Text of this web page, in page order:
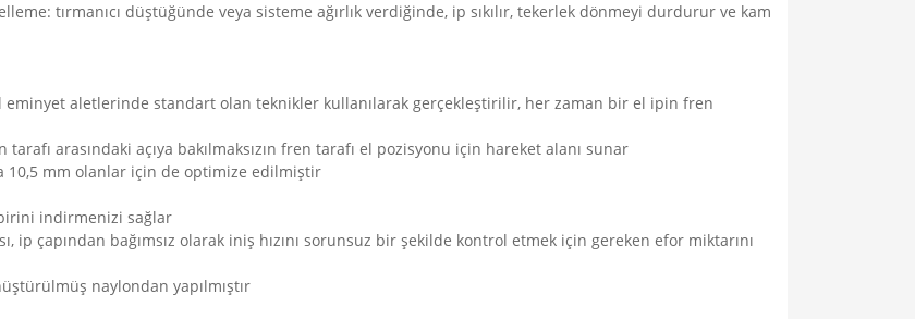
tırmanıcı düştüğünde veya sisteme ağırlık verdiğinde, ip sıkılır, tekerlek dönmeyi durdurur ve kam
eminyet aletlerinde standart olan teknikler kullanılarak gerçekleştirilir, her zaman bir el ipin fren
arasındaki açıya bakılmaksızın fren tarafı el pozisyonu için hareket alanı sunar
10,5 mm olanlar için de optimize edilmiştir
indirmenizi sağlar
ip çapından bağımsız olarak iniş hızını sorunsuz bir şekilde kontrol etmek için gereken efor miktarını
naylondan yapılmıştır